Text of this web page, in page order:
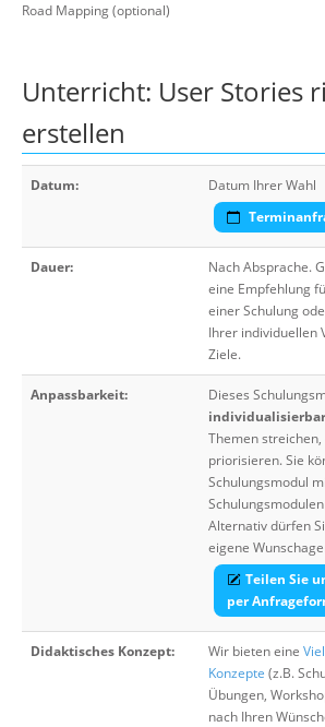
Road Mapping (optional)
Unterricht: User Stories
erstellen
Datum:
Datum Ihrer Wahl
Dauer:
Nach Absprache.
eine Empfehlung
einer Schulung
Ihrer individuellen
Ziele.
Anpassbarkeit: Dieses
individualisierbar
Themen
priorisieren. Sie
Schulungsmodul
Alternativ dürfen
eigene
Teilen Sie
per
Didaktisches Konzept: Wir bieten eine
Konzepte (z.B.
Übungen,
nach Ihren